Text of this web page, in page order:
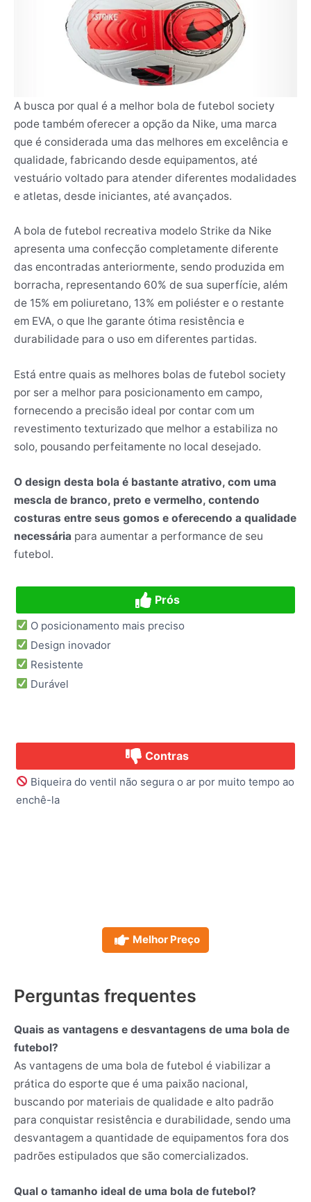
A busca por qual é a melhor bola de futebol society
pode também oferecer a opção da Nike, uma marca
que é considerada uma das melhores em excelência e
qualidade, fabricando desde equipamentos, até
vestuário voltado para atender diferentes modalidades
e atletas, desde iniciantes, até avançados.
A bola de futebol recreativa modelo Strike da Nike
apresenta uma confecção completamente diferente
das encontradas anteriormente, sendo produzida em
borracha, representando 60% de sua superfície, além
de 15% em poliuretano, 13% em poliéster e o restante
em EVA, o que lhe garante ótima resistência e
durabilidade para o uso em diferentes partidas.
Está entre quais as melhores bolas de futebol society
por ser a melhor para posicionamento em campo,
fornecendo a precisão ideal por contar com um
revestimento texturizado que melhor a estabiliza no
solo, pousando perfeitamente no local desejado.
O design desta bola é bastante atrativo, com uma
mescla de branco, preto e vermelho, contendo
costuras entre seus gomos e oferecendo a qualidade
necessária para aumentar a performance de seu
futebol.
Prós
O posicionamento mais preciso
Design inovador
Resistente
Durável
Contras
Biqueira do ventil não segura o ar por muito tempo ao
enchê-la
Melhor Preço
Perguntas frequentes
Quais as vantagens e desvantagens de uma bola de
futebol?
As vantagens de uma bola de futebol é viabilizar a
prática do esporte que é uma paixão nacional,
buscando por materiais de qualidade e alto padrão
para conquistar resistência e durabilidade, sendo uma
desvantagem a quantidade de equipamentos fora dos
padrões estipulados que são comercializados.
Qual o tamanho ideal de uma bola de futebol?